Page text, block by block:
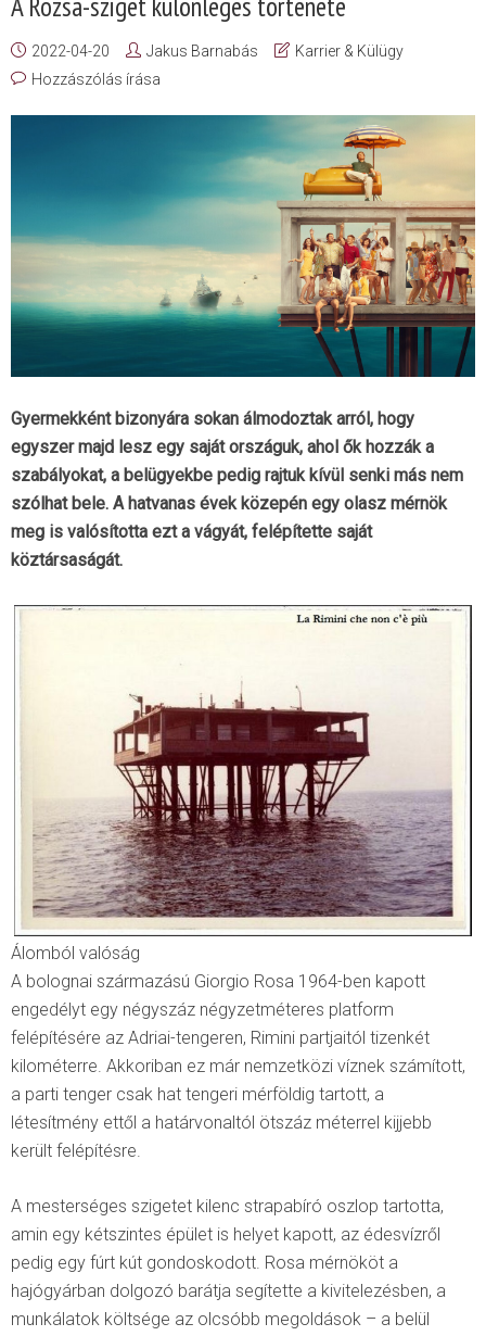
2022-04-20 Jakus Barnabás
Karrier & Külügy
Hozzászólás írása
Gyermekként bizonyára sokan álmodoztak arról, hogy
egyszer majd lesz egy saját országuk, ahol ők hozzák a
szabályokat, a belügyekbe pedig rajtuk kívül senki más nem
szólhat bele. A hatvanas évek közepén egy olasz mérnök
meg is valósította ezt a vágyát, felépítette saját
köztársaságát.
Álomból valóság
A bolognai származású Giorgio Rosa 1964-ben kapott
engedélyt egy négyszáz négyzetméteres platform
felépítésére az Adriai-tengeren, Rimini partjaitól tizenkét
kilométerre. Akkoriban ez már nemzetközi víznek számított,
a parti tenger csak hat tengeri mérföldig tartott, a
létesítmény ettől a határvonaltól ötszáz méterrel kijjebb
került felépítésre.
A mesterséges szigetet kilenc strapabíró oszlop tartotta,
amin egy kétszintes épület is helyet kapott, az édesvízről
pedig egy fúrt kút gondoskodott. Rosa mérnököt a
hajógyárban dolgozó barátja segítette a kivitelezésben, a
munkálatok költsége az olcsóbb megoldások – a belül